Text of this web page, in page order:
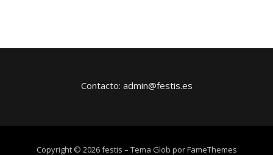
Contacto: admin@festis.es
Copyright © 2026 festis – Tema Glob porFameThemes